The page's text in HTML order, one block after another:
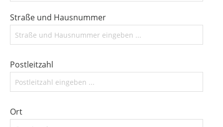
Straße und Hausnummer
Postleitzahl
Ort